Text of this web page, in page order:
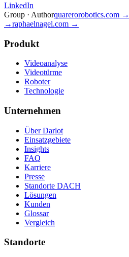
LinkedIn
Group · Authorquarerorobotics.com →
→raphaelnagel.com →
Produkt
Videoanalyse
Videotürme
Roboter
Technologie
Unternehmen
Über Darlot
Einsatzgebiete
Insights
FAQ
Karriere
Presse
Standorte DACH
Lösungen
Kunden
Glossar
Vergleich
Standorte